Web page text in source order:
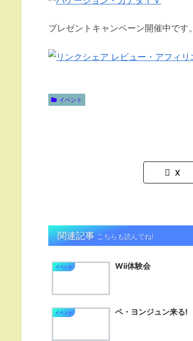
プレゼントキャンペーン開催中です。
イベント
X
関連記事こちらも読んでね!
イベント Wii体験会
イベント ペ・ヨンジュン来る!